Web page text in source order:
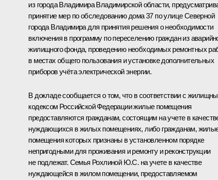
из города Владимира Владимирской области,
принятие мер по обследованию дома 37 по улице Северной
города Владимира для принятия решения о необходимости
включения в программу по переселению граждан из
жилищного фонда, проведению необходимых ремонтных
в местах общего пользования и установке дополнительных
приборов учёта электрической энергии.
В докладе сообщается о том, что в соответствии с
кодексом Российской Федерации жилые помещения
предоставляются гражданам, состоящим на учете в
нуждающихся в жилых помещениях, либо гражданам,
помещения которых признаны в установленном порядке
непригодными для проживания и ремонту и реконструкции
не подлежат. Семья Рохлиной Ю.С. на учете в качестве
нуждающейся в жилом помещении, предоставляемом